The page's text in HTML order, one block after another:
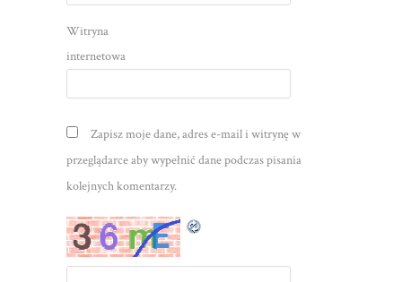
Witryna
internetowa
Zapisz moje dane, adres e-mail i witrynę w
przeglądarce aby wypełnić dane podczas pisania
kolejnych komentarzy.